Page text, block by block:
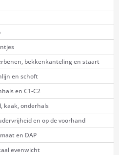
bekkenkanteling en staart
en schoft
en C1-C2
kaak, onderhals
en op de voorhand
en DAP
evenwicht